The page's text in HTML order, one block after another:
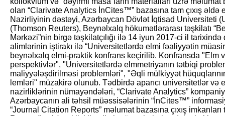
olan “Clarivate Analytics İnCites™” bazasına tam çıxış
Nazirliyinin dəstəyi, Azərbaycan Dövlət İqtisad Universiteti
(Thomson Reuters), Beynəlxalq hökumətlərarası təşkilatı
Mərkəzi”nin birgə təşkilatçılığı ilə 14 iyun 2017-ci il
alimlərinin iştirakı ilə “Universitetlərdə elmi fəaliyyətin
beynəlxalq elmi-praktik konfrans keçirilib. Konfransda "Elm
pers­pektivlər", "Universitetlərdə elmmetriyanın tətbiqi
maliyyələşdirilməsi problemləri", "Əqli mülkiyyət
lemləri" müzakirə olunub. Tədbirdə aparıcı universitetlər və
nazirliklərinin nümayəndələri, “Clarivate Analytics”
Azərbaycanın ali təhsil müəssisələrinin “İnCites™”
“Journal Citation Reports” məlumat bazasına çıxış